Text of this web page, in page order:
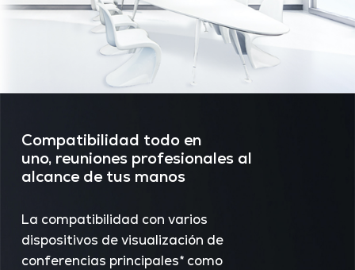
Compatibilidad todo en
uno, reuniones profesionales al
alcance de tus manos
La compatibilidad con varios
dispositivos de visualización de
conferencias principales* como